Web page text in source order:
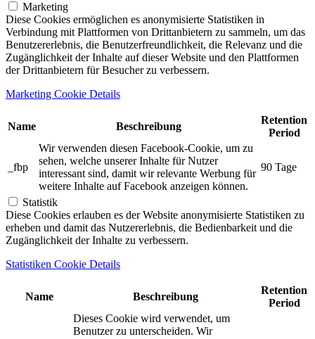
Marketing
Diese Cookies ermöglichen es anonymisierte Statistiken in
Verbindung mit Plattformen von Drittanbietern zu sammeln, um das
Benutzererlebnis, die Benutzerfreundlichkeit, die Relevanz und die
Zugänglichkeit der Inhalte auf dieser Website und den Plattformen
der Drittanbietern für Besucher zu verbessern.
Marketing Cookie Details
Name Beschreibung
Retention
Period
_fbp
Wir verwenden diesen Facebook-Cookie, um zu
sehen, welche unserer Inhalte für Nutzer
interessant sind, damit wir relevante Werbung für
weitere Inhalte auf Facebook anzeigen können.
90 Tage
Statistik
Diese Cookies erlauben es der Website anonymisierte Statistiken zu
erheben und damit das Nutzererlebnis, die Bedienbarkeit und die
Zugänglichkeit der Inhalte zu verbessern.
Statistiken Cookie Details
Name Beschreibung
Retention
Period
Dieses Cookie wird verwendet, um
Benutzer zu unterscheiden. Wir